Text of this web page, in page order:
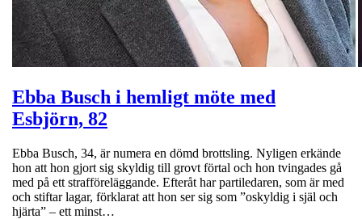
Ebba Busch i hemligt möte med
Esbjörn, 82
Ebba Busch, 34, är numera en dömd brottsling. Nyligen erkände
hon att hon gjort sig skyldig till grovt förtal och hon tvingades gå
med på ett strafföreläggande. Efteråt har partiledaren, som är med
och stiftar lagar, förklarat att hon ser sig som ”oskyldig i själ och
hjärta” – ett minst…